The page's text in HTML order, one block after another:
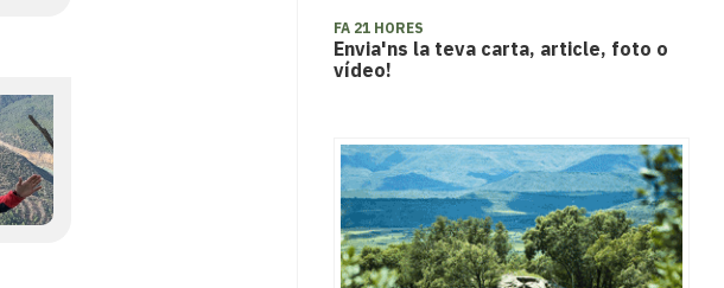
FA 21 HORES
Envia'ns la teva carta, article, foto o
vídeo!